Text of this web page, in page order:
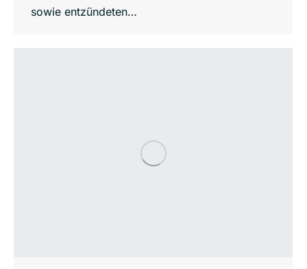
sowie entzündeten…